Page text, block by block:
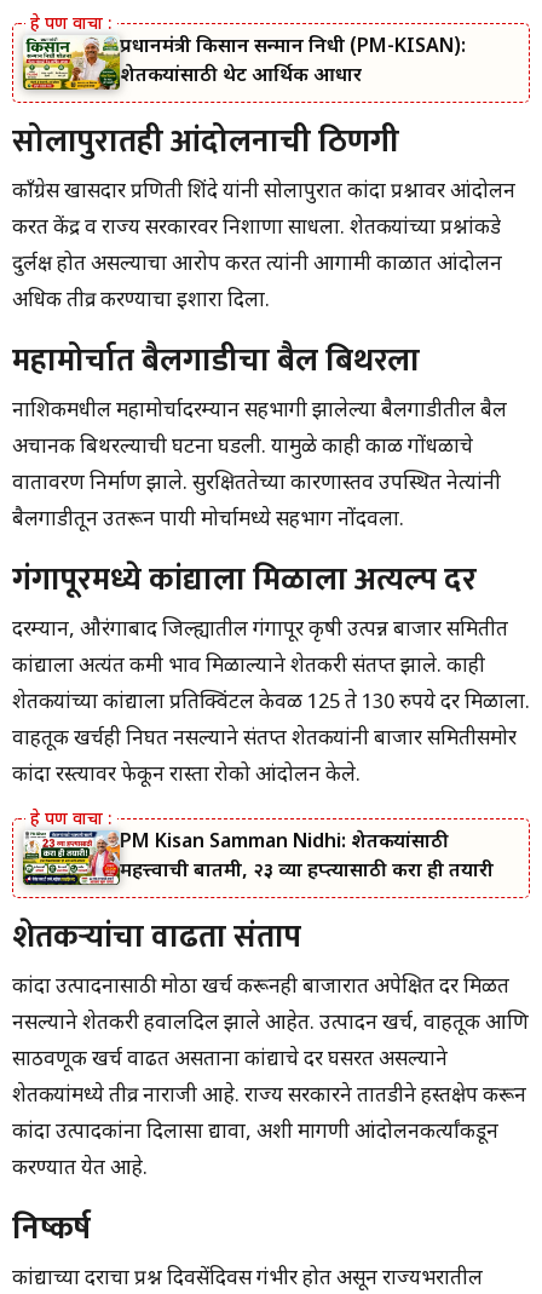
प्रधानमंत्री किसान सन्मान निधी (PM-KISAN):
शेतकऱ्यांसाठी थेट आर्थिक आधार
सोलापुरातही आंदोलनाची ठिणगी
काँग्रेस खासदार प्रणिती शिंदे यांनी सोलापुरात कांदा प्रश्नावर आंदोलन
करत केंद्र व राज्य सरकारवर निशाणा साधला. शेतकऱ्यांच्या प्रश्नांकडे
दुर्लक्ष होत असल्याचा आरोप करत त्यांनी आगामी काळात आंदोलन
अधिक तीव्र करण्याचा इशारा दिला.
महामोर्चात बैलगाडीचा बैल बिथरला
नाशिकमधील महामोर्चादरम्यान सहभागी झालेल्या बैलगाडीतील बैल
अचानक बिथरल्याची घटना घडली. यामुळे काही काळ गोंधळाचे
वातावरण निर्माण झाले. सुरक्षिततेच्या कारणास्तव उपस्थित नेत्यांनी
बैलगाडीतून उतरून पायी मोर्चामध्ये सहभाग नोंदवला.
गंगापूरमध्ये कांद्याला मिळाला अत्यल्प दर
दरम्यान, औरंगाबाद जिल्ह्यातील गंगापूर कृषी उत्पन्न बाजार समितीत
कांद्याला अत्यंत कमी भाव मिळाल्याने शेतकरी संतप्त झाले. काही
शेतकऱ्यांच्या कांद्याला प्रतिक्विंटल केवळ 125 ते 130 रुपये दर मिळाला.
वाहतूक खर्चही निघत नसल्याने संतप्त शेतकऱ्यांनी बाजार समितीसमोर
कांदा रस्त्यावर फेकून रास्ता रोको आंदोलन केले.
PM Kisan Samman Nidhi: शेतकऱ्यांसाठी
महत्त्वाची बातमी, २३ व्या हप्त्यासाठी करा ही तयारी
शेतकऱ्यांचा वाढता संताप
कांदा उत्पादनासाठी मोठा खर्च करूनही बाजारात अपेक्षित दर मिळत
नसल्याने शेतकरी हवालदिल झाले आहेत. उत्पादन खर्च, वाहतूक आणि
साठवणूक खर्च वाढत असताना कांद्याचे दर घसरत असल्याने
शेतकऱ्यांमध्ये तीव्र नाराजी आहे. राज्य सरकारने तातडीने हस्तक्षेप करून
कांदा उत्पादकांना दिलासा द्यावा, अशी मागणी आंदोलनकर्त्यांकडून
करण्यात येत आहे.
निष्कर्ष
कांद्याच्या दराचा प्रश्न दिवसेंदिवस गंभीर होत असून राज्यभरातील